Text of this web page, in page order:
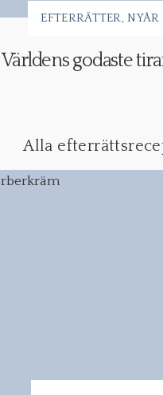
EFTERRÄTTER NYÅR
Världens godaste
Alla